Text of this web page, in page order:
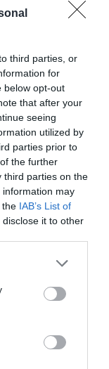
third parties, or
for
below opt-out
that after your
seeing
utilized by
parties prior to
the further
third parties on the
information may
the IAB’s List of
it to other
or more Google
You may click to
party tags to
in below Google
σε
να
που
fiber